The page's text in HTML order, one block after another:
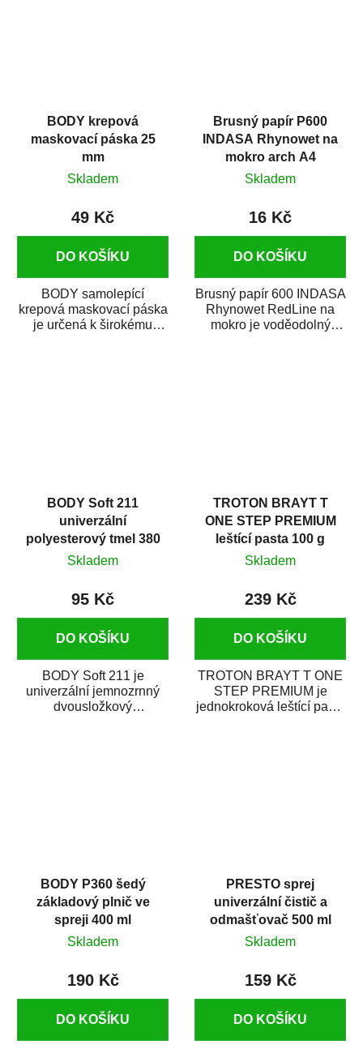
BODY krepová
maskovací páska 25
mm
Skladem
49 Kč
DO KOŠÍKU
BODY samolepící
krepová maskovací páska
je určená k širokému
Brusný papír P600
INDASA Rhynowet na
mokro arch A4
Skladem
16 Kč
DO KOŠÍKU
Brusný papír 600 INDASA
Rhynowet RedLine na
mokro je voděodolný
BODY Soft 211
univerzální
polyesterový tmel 380
g
Skladem
95 Kč
DO KOŠÍKU
BODY Soft 211 je
univerzální jemnozrnný
dvousložkový
TROTON BRAYT T
ONE STEP PREMIUM
leštící pasta 100 g
Skladem
239 Kč
DO KOŠÍKU
TROTON BRAYT T ONE
STEP PREMIUM je
jednokroková leštící pasta
BODY P360 šedý
základový plnič ve
spreji 400 ml
Skladem
190 Kč
DO KOŠÍKU
PRESTO sprej
univerzální čistič a
odmašťovač 500 ml
Skladem
159 Kč
DO KOŠÍKU